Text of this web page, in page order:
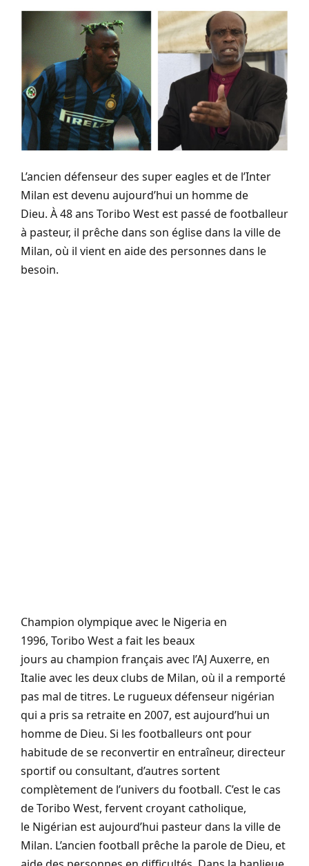
L’ancien défenseur des super eagles et de l’Inter
Milan est devenu aujourd’hui un homme de
Dieu. À 48ans Toribo West est passé de footballeur
à pasteur, il prêche dans son église dans la ville de
Milan, où il vient en aide des personnes dans le
besoin.
Champion olympique avec le Nigeria en
1996, Toribo West a fait les beaux
jours au champion français avec l’AJ Auxerre, en
Italie avec les deux clubs de Milan, où il a remporté
pas mal de titres. Le rugueux défenseur nigérian
qui a pris sa retraite en 2007, est aujourd’hui un
homme de Dieu. Si les footballeurs ont pour
habitude de se reconvertir en entraîneur, directeur
sportif ou consultant, d’autres sortent
complètement de l’univers du football. C’est le cas
deToribo West, fervent croyant catholique,
le Nigérian est aujourd’hui pasteur dans la ville de
Milan. L’ancien football prêche la parole de Dieu, et